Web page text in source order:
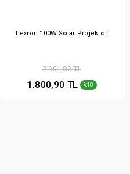
Lexron 100W Solar Projektör
2.001,00 TL
1.800,90 TL %10